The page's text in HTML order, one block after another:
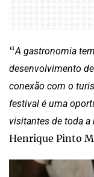
“A gastronomia
desenvolvimento
conexão com o
festival é uma
visitantes de toda a
Henrique Pinto